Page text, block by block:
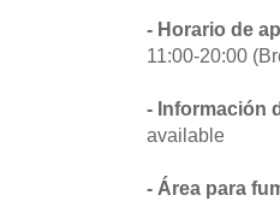
- Horario de
11:00-20:00
- Información
available
- Área para